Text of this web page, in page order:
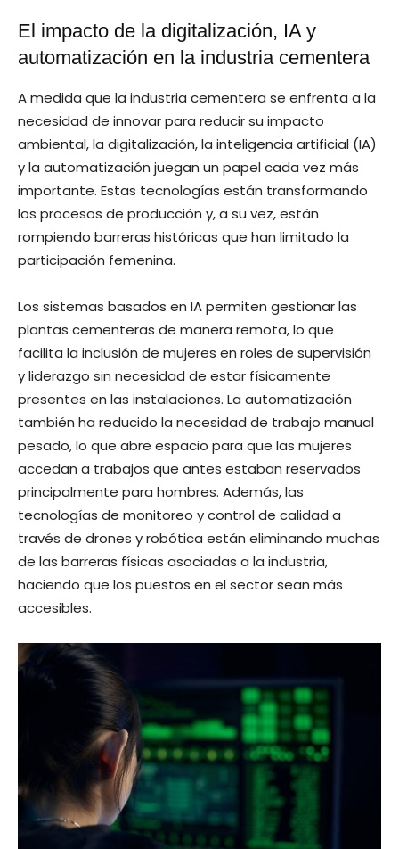
El impacto de la digitalización, IA y
automatización en la industria cementera
A medida que la industria cementera se enfrenta a la
necesidad de innovar para reducir su impacto
ambiental, la digitalización, la inteligencia artificial (IA)
y la automatización juegan un papel cada vez más
importante. Estas tecnologías están transformando
los procesos de producción y, a su vez, están
rompiendo barreras históricas que han limitado la
participación femenina.
Los sistemas basados ​​en IA permiten gestionar las
plantas cementeras de manera remota, lo que
facilita la inclusión de mujeres en roles de supervisión
y liderazgo sin necesidad de estar físicamente
presentes en las instalaciones. La automatización
también ha reducido la necesidad de trabajo manual
pesado, lo que abre espacio para que las mujeres
accedan a trabajos que antes estaban reservados
principalmente para hombres. Además, las
tecnologías de monitoreo y control de calidad a
través de drones y robótica están eliminando muchas
de las barreras físicas asociadas a la industria,
haciendo que los puestos en el sector sean más
accesibles.